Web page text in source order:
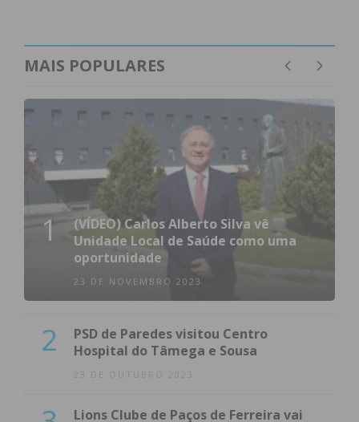
MAIS POPULARES
1
(VÍDEO) Carlos Alberto Silva vê
Unidade Local de Saúde como uma
oportunidade
23 DE NOVEMBRO 2023
2
PSD de Paredes visitou Centro
Hospital do Tâmega e Sousa
23 DE OUTUBRO 2023
Lions Clube de Paços de Ferreira vai